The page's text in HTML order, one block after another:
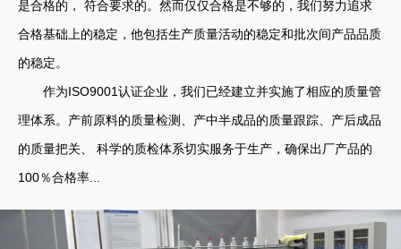
是合格的， 符合要求的。然而仅仅合格是不够的，我们努力追求
合格基础上的稳定，他包括生产质量活动的稳定和批次间产品品质
的稳定。
作为ISO9001认证企业，我们已经建立并实施了相应的质量管
理体系。产前原料的质量检测、产中半成品的质量跟踪、产后成品
的质量把关、 科学的质检体系切实服务于生产，确保出厂产品的
100％合格率...